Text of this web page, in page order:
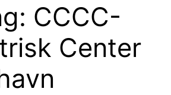
CCCC-
Center